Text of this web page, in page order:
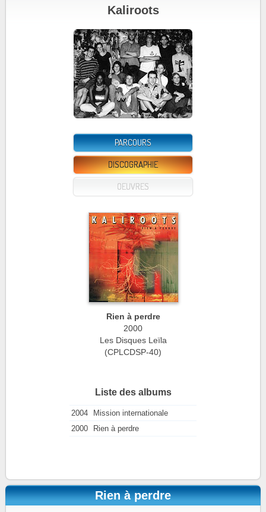
Kaliroots
PARCOURS
DISCOGRAPHIE
OEUVRES
Rien à perdre
2000
Les Disques Leïla
(CPLCDSP-40)
Liste des albums
2004
Mission internationale
2000
Rien à perdre
Rien à perdre